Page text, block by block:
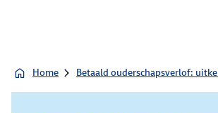
Home Betaald ouderschapsverlof: